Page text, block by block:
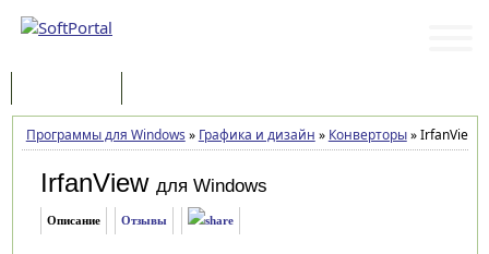
Программы для Windows » Графика и дизайн » Конверторы»IrfanView
IrfanView для Windows
Описание Отзывы